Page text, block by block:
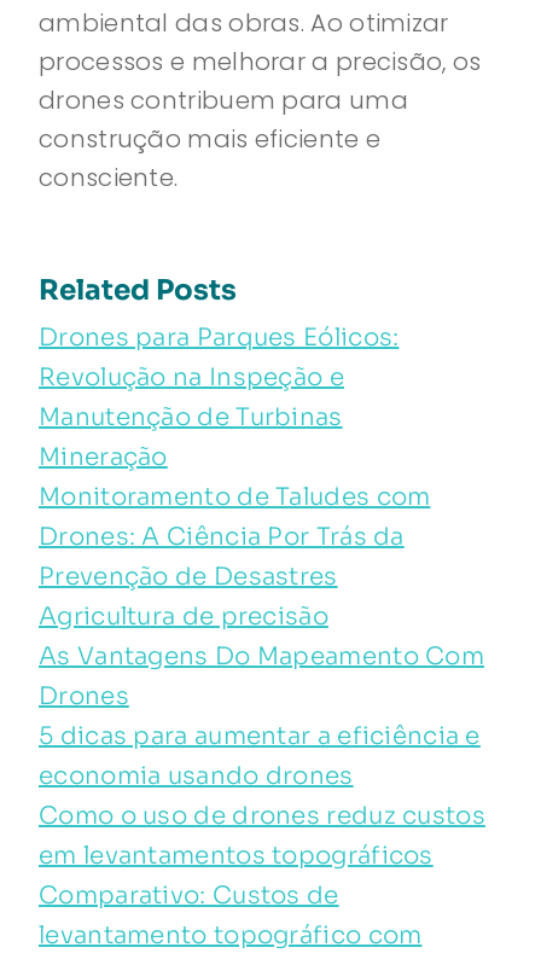
ambiental das obras. Ao otimizar
processos e melhorar a precisão, os
drones contribuem para uma
construção mais eficiente e
consciente.
Related Posts
Drones para Parques Eólicos:
Revolução na Inspeção e
Manutenção de Turbinas
Mineração
Monitoramento de Taludes com
Drones: A Ciência Por Trás da
Prevenção de Desastres
Agricultura de precisão
As Vantagens Do Mapeamento Com
Drones
5 dicas para aumentar a eficiência e
economia usando drones
Como o uso de drones reduz custos
em levantamentos topográficos
Comparativo: Custos de
levantamento topográfico com